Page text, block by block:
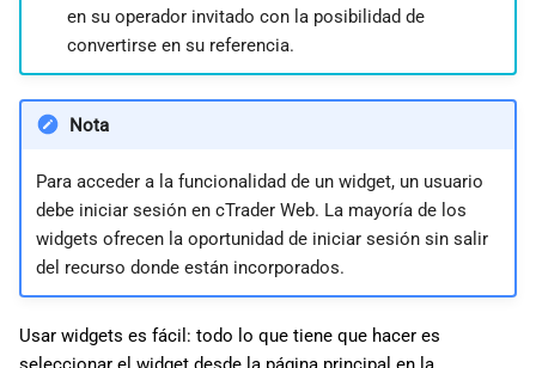
en su operador invitado con la posibilidad de
convertirse en su referencia.
Nota
Para acceder a la funcionalidad de un widget, un usuario
debe iniciar sesión en cTrader Web. La mayoría de los
widgets ofrecen la oportunidad de iniciar sesión sin salir
del recurso donde están incorporados.
Usar widgets es fácil: todo lo que tiene que hacer es